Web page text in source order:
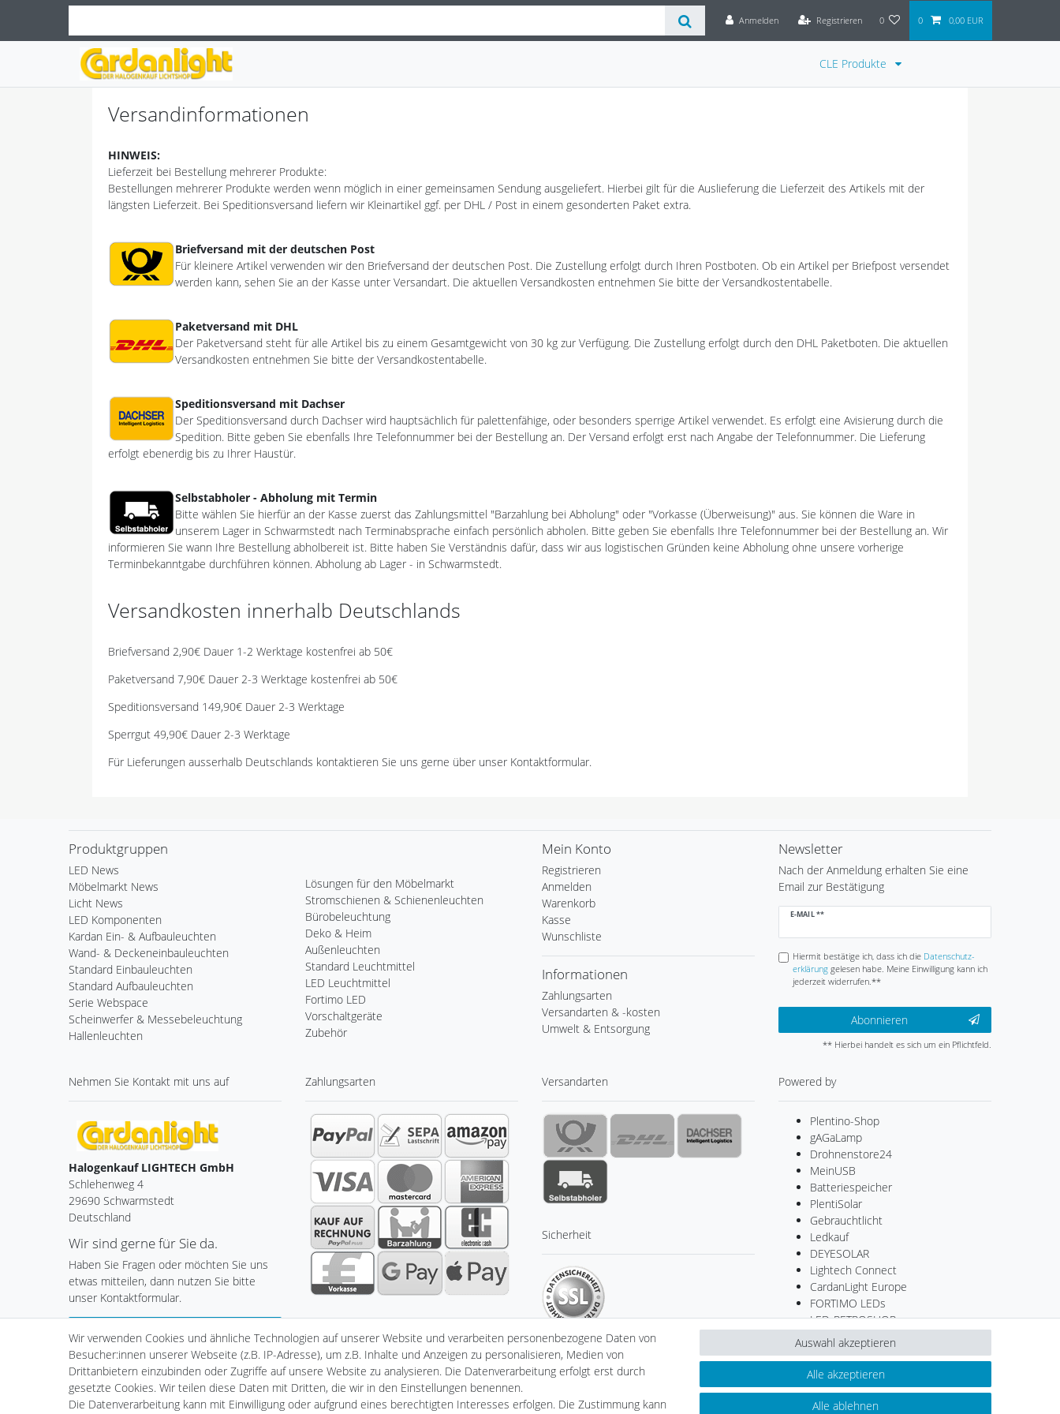
Anmelden Registrieren 0 0 0,00 EUR
CLE Produkte
Versandinformationen
HINWEIS:
Lieferzeit bei Bestellung mehrerer Produkte:
Bestellungen mehrerer Produkte werden wenn möglich in einer gemeinsamen Sendung ausgeliefert. Hierbei gilt für die Auslieferung die Lieferzeit des Artikels mit der
längsten Lieferzeit. Bei Speditionsversand liefern wir Kleinartikel ggf. per DHL / Post in einem gesonderten Paket extra.
Briefversand mit der deutschen Post
Für kleinere Artikel verwenden wir den Briefversand der deutschen Post. Die Zustellung erfolgt durch Ihren Postboten. Ob ein Artikel per Briefpost versendet
werden kann, sehen Sie an der Kasse unter Versandart. Die aktuellen Versandkosten entnehmen Sie bitte der Versandkostentabelle.
Paketversand mit DHL
Der Paketversand steht für alle Artikel bis zu einem Gesamtgewicht von 30 kg zur Verfügung. Die Zustellung erfolgt durch den DHL Paketboten. Die aktuellen
Versandkosten entnehmen Sie bitte der Versandkostentabelle.
Speditionsversand mit Dachser
Der Speditionsversand durch Dachser wird hauptsächlich für palettenfähige, oder besonders sperrige Artikel verwendet. Es erfolgt eine Avisierung durch die
Spedition. Bitte geben Sie ebenfalls Ihre Telefonnummer bei der Bestellung an. Der Versand erfolgt erst nach Angabe der Telefonnummer. Die Lieferung
erfolgt ebenerdig bis zu Ihrer Haustür.
Selbstabholer - Abholung mit Termin
Bitte wählen Sie hierfür an der Kasse zuerst das Zahlungsmittel "Barzahlung bei Abholung" oder "Vorkasse (Überweisung)" aus. Sie können die Ware in
unserem Lager in Schwarmstedt nach Terminabsprache einfach persönlich abholen. Bitte geben Sie ebenfalls Ihre Telefonnummer bei der Bestellung an. Wir
informieren Sie wann Ihre Bestellung abholbereit ist. Bitte haben Sie Verständnis dafür, dass wir aus logistischen Gründen keine Abholung ohne unsere vorherige
Terminbekanntgabe durchführen können. Abholung ab Lager - in Schwarmstedt.
Versandkosten innerhalb Deutschlands
Briefversand 2,90€ Dauer 1-2 Werktage kostenfrei ab 50€
Paketversand 7,90€ Dauer 2-3 Werktage kostenfrei ab 50€
Speditionsversand 149,90€ Dauer 2-3 Werktage
Sperrgut 49,90€ Dauer 2-3 Werktage
Für Lieferungen ausserhalb Deutschlands kontaktieren Sie uns gerne über unser Kontaktformular.
Produktgruppen
LED News
Möbelmarkt News
Licht News
LED Komponenten
Kardan Ein- & Aufbauleuchten
Wand- & Deckeneinbauleuchten
Standard Einbauleuchten
Standard Aufbauleuchten
Serie Webspace
Scheinwerfer & Messebeleuchtung
Hallenleuchten
Lösungen für den Möbelmarkt
Stromschienen & Schienenleuchten
Bürobeleuchtung
Deko & Heim
Außenleuchten
Standard Leuchtmittel
LED Leuchtmittel
Fortimo LED
Vorschaltgeräte
Zubehör
Mein Konto
Registrieren
Anmelden
Warenkorb
Kasse
Wunschliste
Informationen
Zahlungsarten
Versandarten & -kosten
Umwelt & Entsorgung
Newsletter
Nach der Anmeldung erhalten Sie eine
Email zur Bestätigung
E-MAIL **
Newsletter
Hiermit bestätige ich, dass ich die Daten­schutz­
erklärunggelesen habe. Meine Einwilligung kann ich
jederzeit widerrufen.**
Abonnieren
** Hierbei handelt es sich um ein Pflichtfeld.
Nehmen Sie Kontakt mit uns auf
Halogenkauf LIGHTECH GmbH
Schlehenweg 4
29690 Schwarmstedt
Deutschland
Wir sind gerne für Sie da.
Haben Sie Fragen oder möchten Sie uns
etwas mitteilen, dann nutzen Sie bitte
unser Kontaktformular.
Zum Kontaktformular
Zahlungsarten Versandarten
Sicherheit
Powered by
Plentino-Shop
gAGaLamp
Drohnenstore24
MeinUSB
Batteriespeicher
PlentiSolar
Gebrauchtlicht
Ledkauf
DEYESOLAR
Lightech Connect
CardanLight Europe
FORTIMO LEDs
LED-RETROSHOP
Wallbox24
Impressum Daten­schutz­erklärung AGB Barrierefreiheitserklärung Widerrufs­recht Kontakt
Wir verwenden Cookies und ähnliche Technologien auf unserer Website und verarbeiten personenbezogene Daten von
Besucher:innen unserer Webseite (z.B. IP-Adresse), um z.B. Inhalte und Anzeigen zu personalisieren, Medien von
Drittanbietern einzubinden oder Zugriffe auf unsere Website zu analysieren. Die Datenverarbeitung erfolgt erst durch
gesetzte Cookies. Wir teilen diese Daten mit Dritten, die wir in den Einstellungen benennen.
Die Datenverarbeitung kann mit Einwilligung oder aufgrund eines berechtigten Interesses erfolgen. Die Zustimmung kann
Alle akzeptieren
Alle ablehnen
Auswahl akzeptieren